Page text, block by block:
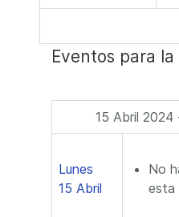
Eventos para la
15 Abril 2024
Lunes
15 Abril
No
esta